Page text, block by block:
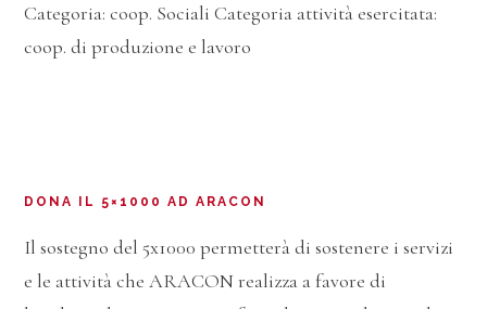
Categoria: coop. Sociali Categoria attività esercitata:
coop. di produzione e lavoro
DONA IL 5×1000 AD ARACON
Il sostegno del 5x1000 permetterà di sostenere i servizi
e le attività che ARACON realizza a favore di